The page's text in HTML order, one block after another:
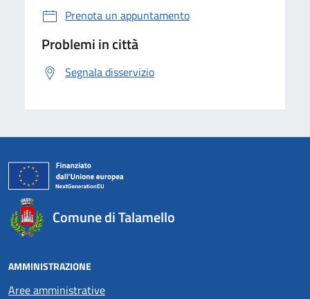
Prenota un appuntamento
Problemi in città
Segnala disservizio
Comune di Talamello
AMMINISTRAZIONE
Aree amministrative